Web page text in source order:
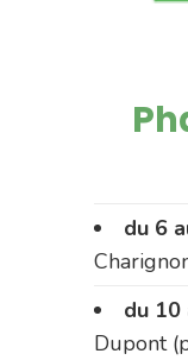
du 6
du 10
Dupont